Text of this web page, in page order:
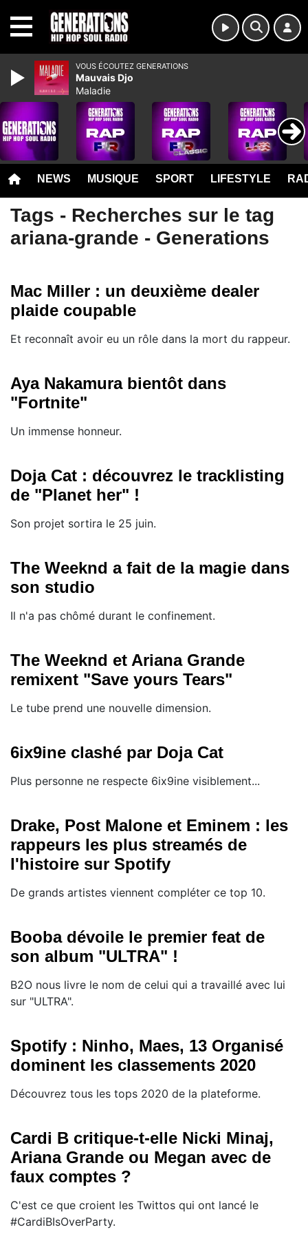
NEWS MUSIQUE SPORT LIFESTYLE
Tags - Recherches sur le tag
ariana-grande - Generations
Mac Miller : un deuxième dealer
plaide coupable
Et reconnaît avoir eu un rôle dans la mort du rappeur.
Aya Nakamura bientôt dans
"Fortnite"
Un immense honneur.
Doja Cat : découvrez le tracklisting
de "Planet her" !
Son projet sortira le 25 juin.
The Weeknd a fait de la magie dans
son studio
Il n'a pas chômé durant le confinement.
The Weeknd et Ariana Grande
remixent "Save yours Tears"
Le tube prend une nouvelle dimension.
6ix9ine clashé par Doja Cat
Plus personne ne respecte 6ix9ine visiblement...
Drake, Post Malone et Eminem : les
rappeurs les plus streamés de
l'histoire sur Spotify
De grands artistes viennent compléter ce top 10.
Booba dévoile le premier feat de
son album "ULTRA" !
B2O nous livre le nom de celui qui a travaillé avec lui
sur "ULTRA".
Spotify : Ninho, Maes, 13 Organisé
dominent les classements 2020
Découvrez tous les tops 2020 de la plateforme.
Cardi B critique-t-elle Nicki Minaj,
Ariana Grande ou Megan avec de
faux comptes ?
C'est ce que croient les Twittos qui ont lancé le
#CardiBIsOverParty.
VOUS ÉCOUTEZ GENERATIONS
Mauvais Djo
Maladie